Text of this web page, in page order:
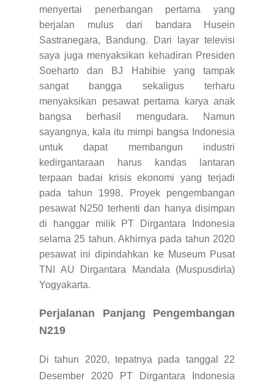
menyertai penerbangan pertama yang
berjalan mulus dari bandara Husein
Sastranegara, Bandung. Dari layar televisi
saya juga menyaksikan kehadiran Presiden
Soeharto dan BJ Habibie yang tampak
sangat bangga sekaligus terharu
menyaksikan pesawat pertama karya anak
bangsa berhasil mengudara. Namun
sayangnya, kala itu mimpi bangsa Indonesia
untuk dapat membangun industri
kedirgantaraan harus kandas lantaran
terpaan badai krisis ekonomi yang terjadi
pada tahun 1998. Proyek pengembangan
pesawat N250 terhenti dan hanya disimpan
di hanggar milik PT Dirgantara Indonesia
selama 25 tahun. Akhirnya pada tahun 2020
pesawat ini dipindahkan ke Museum Pusat
TNI AU Dirgantara Mandala (Muspusdirla)
Yogyakarta.
Perjalanan Panjang Pengembangan
N219
Di tahun 2020, tepatnya pada tanggal 22
Desember 2020 PT Dirgantara Indonesia